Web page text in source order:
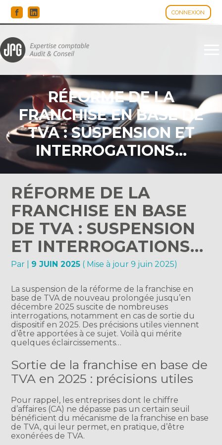
CONNEXION
Aller
au
RÉFORME DE LA
FRANCHISE EN BASE DE
TVA : SUSPENSION ET
INTERROGATIONS…
RÉFORME DE LA
FRANCHISE EN BASE
DE TVA : SUSPENSION
ET INTERROGATIONS…
Par 9 JUIN 2025 ( Mise à jour 9 juin 2025)
La suspension de la réforme de la franchise en
base de TVA de nouveau prolongée jusqu’en
décembre 2025 suscite de nombreuses
interrogations, notamment en cas de sortie du
dispositif en 2025. Des précisions utiles viennent
d’être apportées à ce sujet. Voilà qui mérite
quelques éclaircissements…
Sortie de la franchise en base de
TVA en 2025 : précisions utiles
Pour rappel, les entreprises dont le chiffre
d’affaires (CA) ne dépasse pas un certain seuil
bénéficient du mécanisme de la franchise en base
de TVA, qui leur permet, en pratique, d’être
exonérées de TVA.